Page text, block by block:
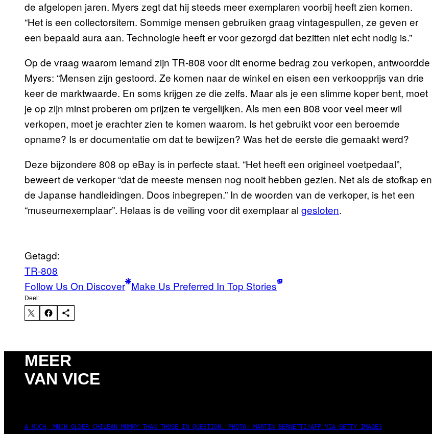
de afgelopen jaren. Myers zegt dat hij steeds meer exemplaren voorbij heeft zien komen.
“Het is een collectorsitem. Sommige mensen gebruiken graag vintagespullen, ze geven er
een bepaald aura aan. Technologie heeft er voor gezorgd dat bezitten niet echt nodig is.”
Op de vraag waarom iemand zijn TR-808 voor dit enorme bedrag zou verkopen, antwoordde
Myers: “Mensen zijn gestoord. Ze komen naar de winkel en eisen een verkoopprijs van drie
keer de marktwaarde. En soms krijgen ze die zelfs. Maar als je een slimme koper bent, moet
je op zijn minst proberen om prijzen te vergelijken. Als men een 808 voor veel meer wil
verkopen, moet je erachter zien te komen waarom. Is het gebruikt voor een beroemde
opname? Is er documentatie om dat te bewijzen? Was het de eerste die gemaakt werd?
Deze bijzondere 808 op eBay is in perfecte staat. “Het heeft een origineel voetpedaal”,
beweert de verkoper “dat de meeste mensen nog nooit hebben gezien. Net als de stofkap en
de Japanse handleidingen. Doos inbegrepen.” In de woorden van de verkoper, is het een
“museumexemplaar”. Helaas is de veiling voor dit exemplaar al gesloten.
Getagd:
TR-808
Follow Us On Discover Make Us Preferred In Top Stories
Deel:
MEER
VAN VICE
A MUCH, MUCH OLDER CHILEAN MUMMY THAN THOSE IN QUESTION. PHOTO: MARTIN BERNETTI/AFP VIA GETTY IMAGES